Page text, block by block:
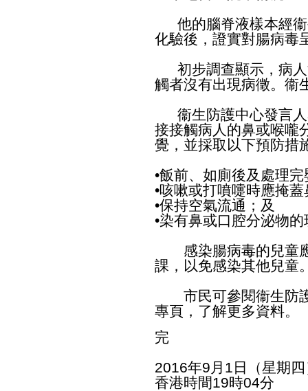
他的腦脊液樣本經衞
化驗後，證實對腸病毒
初步調查顯示，病人
觸者沒有出現病徵。衞
衞生防護中心發言人
接接觸病人的鼻或喉嚨
覺，並採取以下預防措
•飯前、如廁後及處理
•咳嗽或打噴嚏時應掩
•保持空氣流通；及
•染有鼻或口腔分泌物
感染腸病毒的兒童應
課，以免感染其他兒童
市民可參閱衞生防
專頁，了解更多資料。
完
2016年9月1日（星期
香港時間19時04分